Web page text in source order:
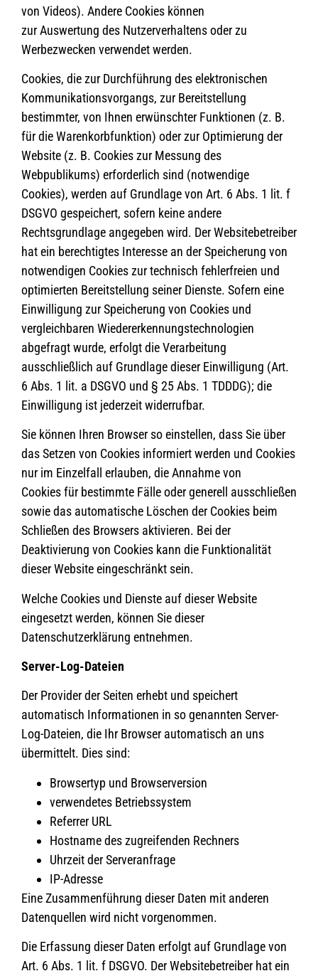
von Videos). Andere Cookies können
zur Auswertung des Nutzerverhaltens oder zu
Werbezwecken verwendet werden.
Cookies, die zur Durchführung des elektronischen
Kommunikationsvorgangs, zur Bereitstellung
bestimmter, von Ihnen erwünschter Funktionen (z. B.
für die Warenkorbfunktion) oder zur Optimierung der
Website (z. B. Cookies zur Messung des
Webpublikums) erforderlich sind (notwendige
Cookies), werden auf Grundlage von Art. 6 Abs. 1 lit. f
DSGVO gespeichert, sofern keine andere
Rechtsgrundlage angegeben wird. Der Websitebetreiber
hat ein berechtigtes Interesse an der Speicherung von
notwendigen Cookies zur technisch fehlerfreien und
optimierten Bereitstellung seiner Dienste. Sofern eine
Einwilligung zur Speicherung von Cookies und
vergleichbaren Wiedererkennungstechnologien
abgefragt wurde, erfolgt die Verarbeitung
ausschließlich auf Grundlage dieser Einwilligung (Art.
6 Abs. 1 lit. a DSGVO und § 25 Abs. 1 TDDDG); die
Einwilligung ist jederzeit widerrufbar.
Sie können Ihren Browser so einstellen, dass Sie über
das Setzen von Cookies informiert werden und Cookies
nur im Einzelfall erlauben, die Annahme von
Cookies für bestimmte Fälle oder generell ausschließen
sowie das automatische Löschen der Cookies beim
Schließen des Browsers aktivieren. Bei der
Deaktivierung von Cookies kann die Funktionalität
dieser Website eingeschränkt sein.
Welche Cookies und Dienste auf dieser Website
eingesetzt werden, können Sie dieser
Datenschutzerklärung entnehmen.
Server-Log-Dateien
Der Provider der Seiten erhebt und speichert
automatisch Informationen in so genannten Server-
Log-Dateien, die Ihr Browser automatisch an uns
übermittelt. Dies sind:
Browsertyp und Browserversion
verwendetes Betriebssystem
Referrer URL
Hostname des zugreifenden Rechners
Uhrzeit der Serveranfrage
IP-Adresse
Eine Zusammenführung dieser Daten mit anderen
Datenquellen wird nicht vorgenommen.
Die Erfassung dieser Daten erfolgt auf Grundlage von
Art. 6 Abs. 1 lit. f DSGVO. Der Websitebetreiber hat ein